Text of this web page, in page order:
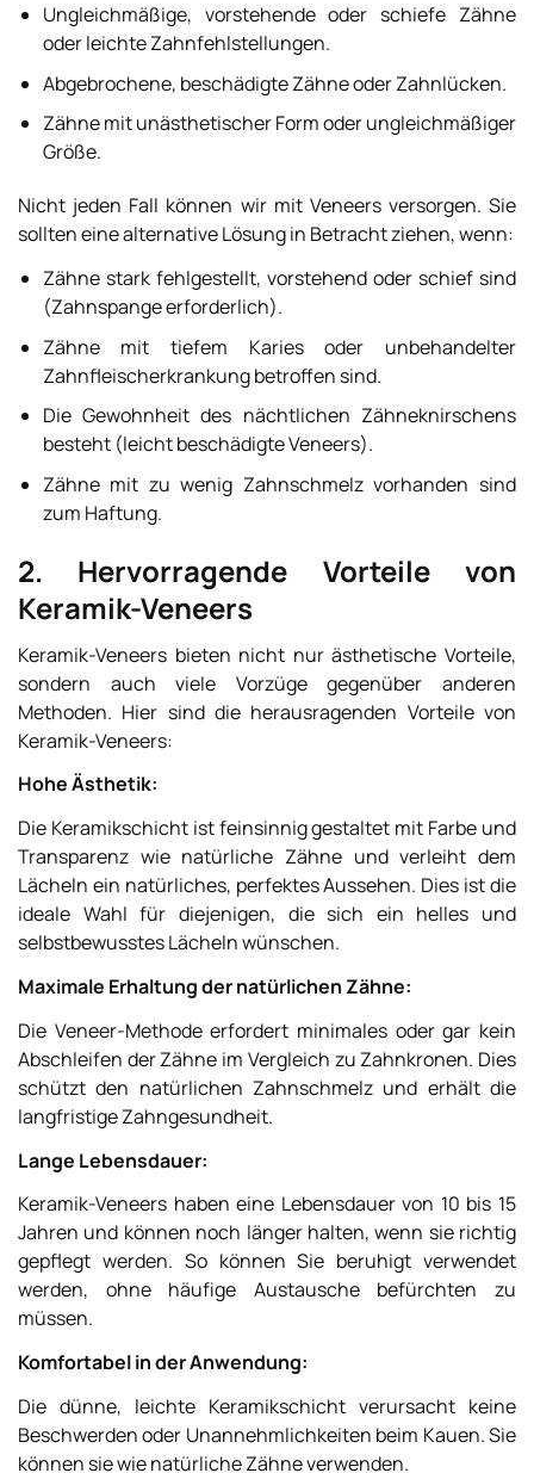
Ungleichmäßige, vorstehende oder schiefe Zähne
oder leichte Zahnfehlstellungen.
Abgebrochene, beschädigte Zähne oder Zahnlücken.
Zähne mit unästhetischer Form oder ungleichmäßiger
Größe.
Nicht jeden Fall können wir mit Veneers versorgen. Sie
sollten eine alternative Lösung in Betracht ziehen, wenn:
Zähne stark fehlgestellt, vorstehend oder schief sind
(Zahnspange erforderlich).
Zähne mit tiefem Karies oder unbehandelter
Zahnfleischerkrankung betroffen sind.
Die Gewohnheit des nächtlichen Zähneknirschens
besteht (leicht beschädigte Veneers).
Zähne mit zu wenig Zahnschmelz vorhanden sind
zum Haftung.
2. Hervorragende Vorteile von
Keramik-Veneers
Keramik-Veneers bieten nicht nur ästhetische Vorteile,
sondern auch viele Vorzüge gegenüber anderen
Methoden. Hier sind die herausragenden Vorteile von
Keramik-Veneers:
Hohe Ästhetik:
Die Keramikschicht ist feinsinnig gestaltet mit Farbe und
Transparenz wie natürliche Zähne und verleiht dem
Lächeln ein natürliches, perfektes Aussehen. Dies ist die
ideale Wahl für diejenigen, die sich ein helles und
selbstbewusstes Lächeln wünschen.
Maximale Erhaltung der natürlichen Zähne:
Die Veneer-Methode erfordert minimales oder gar kein
Abschleifen der Zähne im Vergleich zu Zahnkronen. Dies
schützt den natürlichen Zahnschmelz und erhält die
langfristige Zahngesundheit.
Lange Lebensdauer:
Keramik-Veneers haben eine Lebensdauer von 10 bis 15
Jahren und können noch länger halten, wenn sie richtig
gepflegt werden. So können Sie beruhigt verwendet
werden, ohne häufige Austausche befürchten zu
müssen.
Komfortabel in der Anwendung:
Die dünne, leichte Keramikschicht verursacht keine
Beschwerden oder Unannehmlichkeiten beim Kauen. Sie
können sie wie natürliche Zähne verwenden.